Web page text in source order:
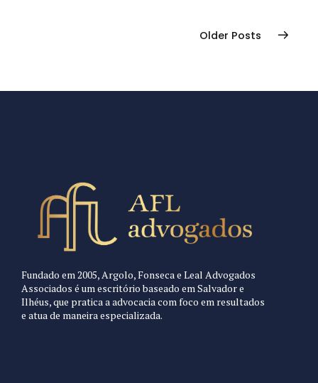
Older Posts
Fundado em 2005, Argolo, Fonseca e Leal Advogados
Associados é um escritório baseado em Salvador e
Ilhéus, que pratica a advocacia com foco em resultados
e atua de maneira especializada.